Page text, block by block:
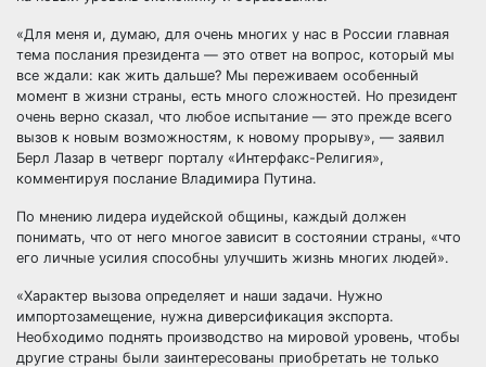
«Для меня и, думаю, для очень многих у нас в России главная
тема послания президента — это ответ на вопрос, который мы
все ждали: как жить дальше? Мы переживаем особенный
момент в жизни страны, есть много сложностей. Но президент
очень верно сказал, что любое испытание — это прежде всего
вызов к новым возможностям, к новому прорыву», — заявил
Берл Лазар в четверг порталу «Интерфакс-Религия»,
комментируя послание Владимира Путина.
По мнению лидера иудейской общины, каждый должен
понимать, что от него многое зависит в состоянии страны, «что
его личные усилия способны улучшить жизнь многих людей».
«Характер вызова определяет и наши задачи. Нужно
импортозамещение, нужна диверсификация экспорта.
Необходимо поднять производство на мировой уровень, чтобы
другие страны были заинтересованы приобретать не только